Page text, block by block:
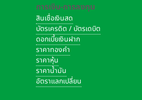
การเงิน-การลงทุน
สินเชื่อเงินสด
บัตรเครดิต / บัตรเดบิต
ดอกเบี้ยเงินฝาก
ราคาทองคำ
ราคาหุ้น
ราคาน้ำมัน
อัตราแลกเปลี่ยน